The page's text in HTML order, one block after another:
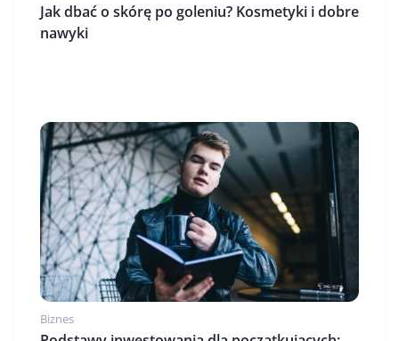
Jak dbać o skórę po goleniu? Kosmetyki i dobre
nawyki
Biznes